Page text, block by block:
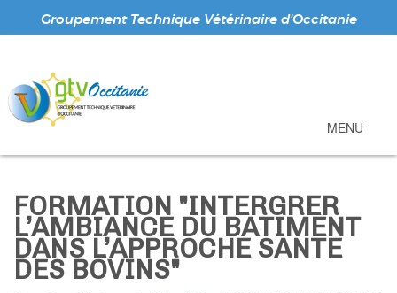
Groupement Technique Vétérinaire d'Occitanie
MENU
FORMATION "INTERGRER
L’AMBIANCE DU BATIMENT
DANS L’APPROCHE SANTE
DES BOVINS"